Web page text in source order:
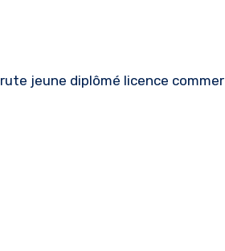
jeune diplômé licence